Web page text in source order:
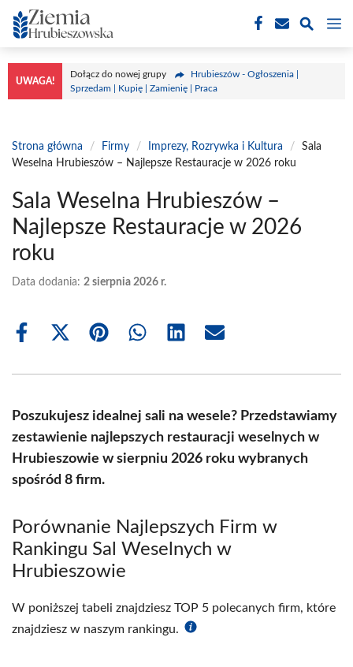
Przejdź
do
treści
UWAGA!
Dołącz do nowej grupy
Hrubieszów - Ogłoszenia |
Sprzedam | Kupię | Zamienię | Praca
Strona główna / Firmy / Imprezy, Rozrywka i Kultura /
Sala
Weselna Hrubieszów – Najlepsze Restauracje w 2026 roku
Sala Weselna Hrubieszów –
Najlepsze Restauracje w 2026
roku
Data dodania: 2 sierpnia 2026 r.
Share
Share
(Twitter)
Share Share Share Share
Poszukujesz idealnej sali na wesele? Przedstawiamy
zestawienie najlepszych restauracji weselnych w
Hrubieszowie w sierpniu 2026 roku wybranych
spośród 8 firm.
Porównanie Najlepszych Firm w
Rankingu Sal Weselnych w
Hrubieszowie
W poniższej tabeli znajdziesz TOP 5 polecanych firm, które
znajdziesz w naszym rankingu.